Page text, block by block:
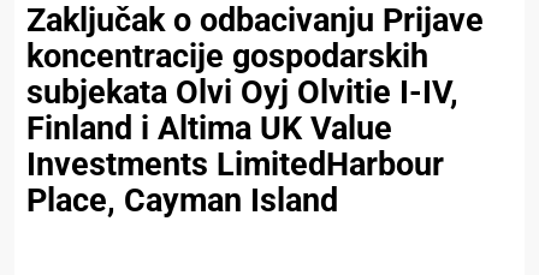
Zaključak o odbacivanju Prijave
koncentracije gospodarskih
subjekata Olvi Oyj Olvitie I-IV,
Finland i Altima UK Value
Investments LimitedHarbour
Place, Cayman Island